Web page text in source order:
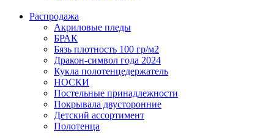
Распродажа
Акриловые пледы
БРАК
Бязь плотность 100 гр/м2
Дракон-символ года 2024
Кукла полотенцедержатель
НОСКИ
Постельные принадлежности
Покрывала двусторонние
Детский ассортимент
Полотенца